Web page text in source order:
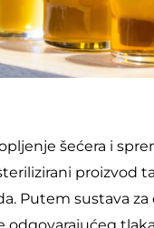
šećera i
proizvod
Putem sustava za